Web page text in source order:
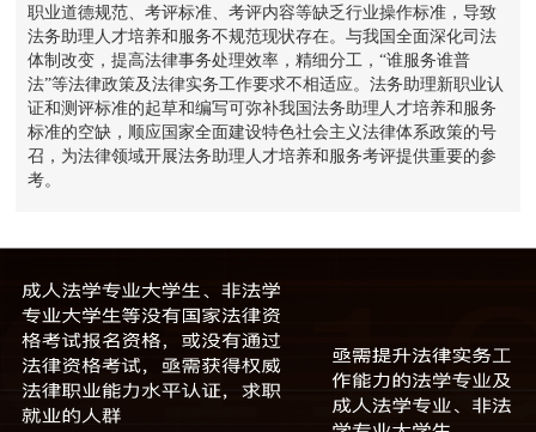
职业道德规范、考评标准、考评内容等缺乏行业操作标准，导致
法务助理人才培养和服务不规范现状存在。与我国全面深化司法
体制改变，提高法律事务处理效率，精细分工，“谁服务谁普
法”等法律政策及法律实务工作要求不相适应。法务助理新职业认
证和测评标准的起草和编写可弥补我国法务助理人才培养和服务
标准的空缺，顺应国家全面建设特色社会主义法律体系政策的号
召，为法律领域开展法务助理人才培养和服务考评提供重要的参
考。